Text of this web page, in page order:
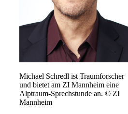
Michael Schredl ist Traumforscher
und bietet am ZI Mannheim eine
Alptraum-Sprechstunde an. © ZI
Mannheim